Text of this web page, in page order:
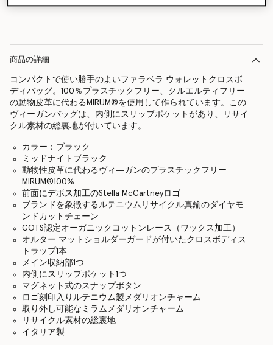
商品の詳細
コンパクトで使い勝手のよいファラベラ ウォレットクロスボ
ディバッグ。100％プラスチックフリー、クルエルティフリー
の動物皮革に代わるMIRUM®を使用して作られています。この
ヴィーガンバッグは、内側にスリップポケットがあり、リサイ
クル素材の総裏地が付いています。
カラー：ブラック
ミッドナイトブラック
動物性皮革に代わるヴィ―ガンのプラスチックフリー
MIRUM®100%
前面にデボス加工のStella McCartneyロゴ
ブランドを象徴するルテニウムリサイクル真鍮のダイヤモ
ンドカットチェーン
GOTS認定オーガニックコットンレース（ワックス加工）
オルター マットショルダーガードが付いたクロスボディス
トラップ1本
メイン収納部1つ
内側にスリップポケット1つ
マグネット式のスナップボタン
ロゴ刻印入りルテニウム製メダリオンチャーム
取り外し可能なミラムメダリオンチャーム
リサイクル素材の総裏地
イタリア製